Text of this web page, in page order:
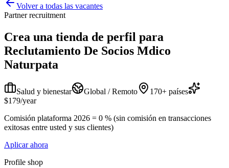
Volver a todas las vacantes
Partner recruitment
Crea una tienda de perfil para
Reclutamiento De Socios Mdico
Naturpata
Salud y bienestar Global / Remoto
170+ países
$179/year
Comisión plataforma 2026 = 0 % (sin comisión en transacciones
exitosas entre usted y sus clientes)
Aplicar ahora
Profile shop